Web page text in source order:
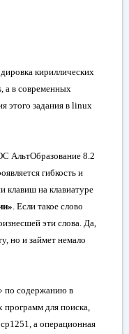
кириллических
а в современных
этого задания вlinux
АльтОбразование 8.2
гибкость и
клавиш на клавиатуре
. Если такое слово
эти слова. Да,
но и займет немало
по содержанию в
для поиска,
cp1251,а операционная